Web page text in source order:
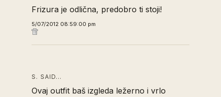
Frizura je odlična, predobro ti stoji!
5/07/2012 08:59:00 pm
S. SAID…
Ovaj outfit baš izgleda ležerno i vrlo